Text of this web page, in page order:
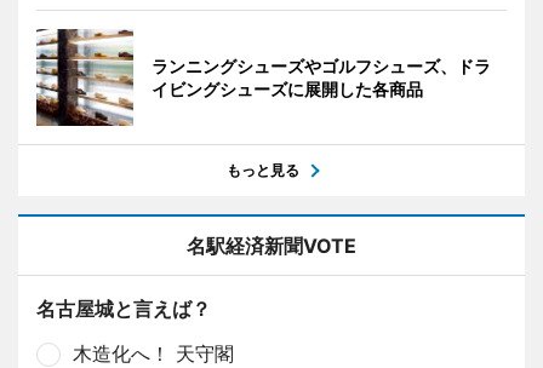
ランニングシューズやゴルフシューズ、ドラ
イビングシューズに展開した各商品
もっと見る
名駅経済新聞VOTE
名古屋城と言えば？
木造化へ！ 天守閣